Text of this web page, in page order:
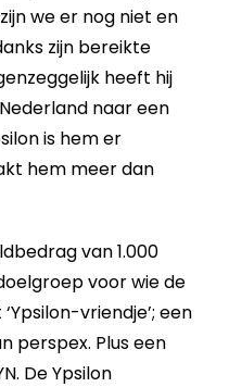
we er nog niet en
zijn bereikte
heeft hij
naar een
is hem er
hem meer dan
van 1.000
voor wie de
vriendje’; een
perspex. Plus een
De Ypsilon